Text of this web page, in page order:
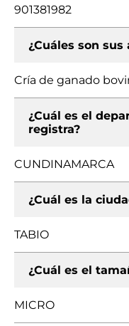
901381982
¿Cuáles son
Cría de ganado
¿Cuál es el
registra?
CUNDINAMARCA
¿Cuál es la
TABIO
¿Cuál es el
MICRO